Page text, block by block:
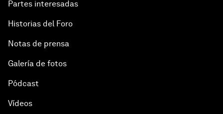
Partes interesadas
Historias del Foro
Notas de prensa
Galería de fotos
Pódcast
Vídeos